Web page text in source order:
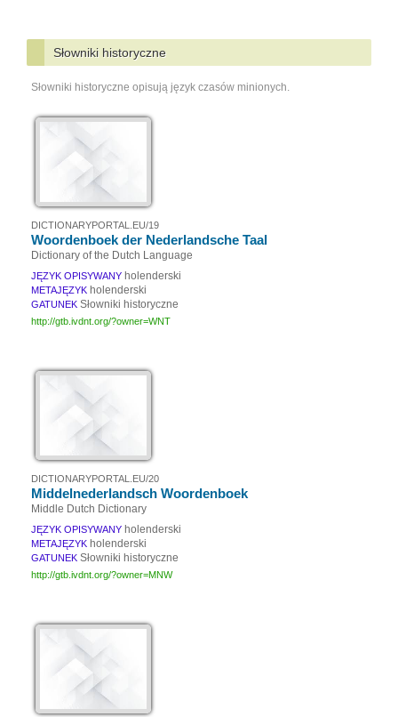
Słowniki historyczne
Słowniki historyczne opisują język czasów minionych.
DICTIONARYPORTAL.EU/19
Woordenboek der Nederlandsche Taal
Dictionary of the Dutch Language
JĘZYK OPISYWANY holenderski
METAJĘZYK holenderski
GATUNEK Słowniki historyczne
http://gtb.ivdnt.org/?owner=WNT
DICTIONARYPORTAL.EU/20
Middelnederlandsch Woordenboek
Middle Dutch Dictionary
JĘZYK OPISYWANY holenderski
METAJĘZYK holenderski
GATUNEK Słowniki historyczne
http://gtb.ivdnt.org/?owner=MNW